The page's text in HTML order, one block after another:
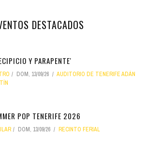
DESTACADOS
Y PARAPENTE'
DOM, 13/09/26
AUDITORIO DE TENERIFE ADÁN
POP TENERIFE 2026
DOM, 13/09/26 RECINTO FERIAL